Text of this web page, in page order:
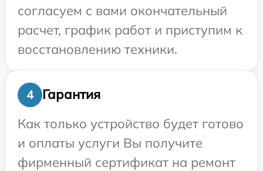
согласуем с вами окончательный
расчет, график работ и приступим к
восстановлению техники.
4
Гарантия
Как только устройство будет готово
и оплаты услуги Вы получите
фирменный сертификат на ремонт